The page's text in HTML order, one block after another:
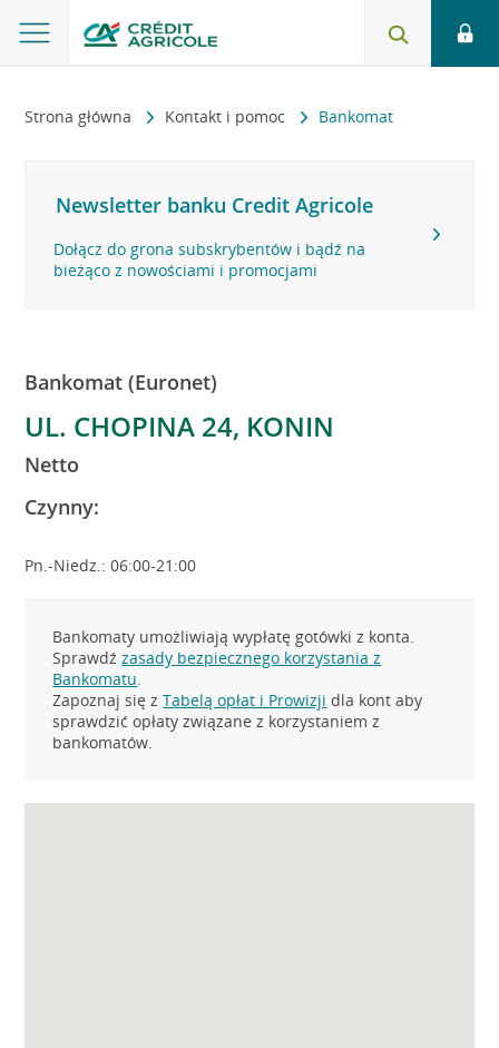
Strona główna Kontakt i pomoc Bankomat
Newsletter banku Credit Agricole
Dołącz do grona subskrybentów i bądź na
bieżąco z nowościami i promocjami
Bankomat (Euronet)
UL. CHOPINA 24, KONIN
Netto
Czynny:
Pn.-Niedz.: 06:00-21:00
Bankomaty umożliwiają wypłatę gotówki z konta.
Sprawdźzasady bezpiecznego korzystania z
Bankomatu.
Zapoznaj się zTabelą opłat i Prowizji dla kont aby
sprawdzić opłaty związane z korzystaniem z
bankomatów.